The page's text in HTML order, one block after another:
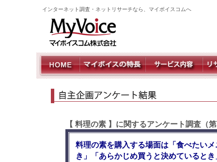
インターネット調査・ネットリサーチなら、マイボイスコムへ
【 料理の素 】に関するアンケート調査（
料理の素を購入する場面は「食べたい
き」「あらかじめ買うと決めていると